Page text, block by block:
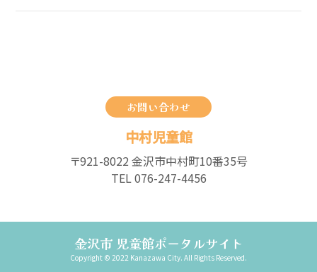
お問い合わせ
中村児童館
〒921-8022 金沢市中村町10番35号
TEL 076-247-4456
金沢市 児童館ポータルサイト
Copyright © 2022 Kanazawa City. All Rights Reserved.